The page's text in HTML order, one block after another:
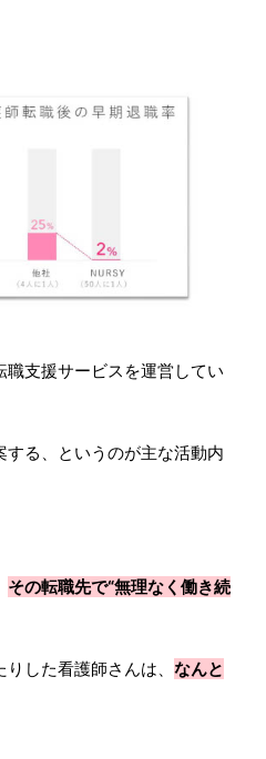
支援サービスを運営してい
る、というのが主な活動内
その転職先で“無理なく働き続
した看護師さんは、 なんと